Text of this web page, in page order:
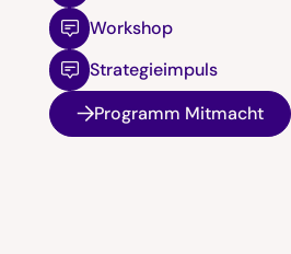
Workshop
Strategieimpuls
Programm Mitmacht